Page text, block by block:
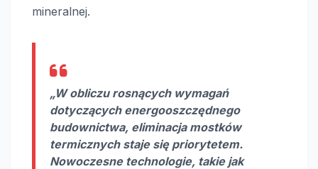
mineralnej.
„W obliczu rosnących wymagań
dotyczących energooszczędnego
budownictwa, eliminacja mostków
termicznych staje się priorytetem.
Nowoczesne technologie, takie jak